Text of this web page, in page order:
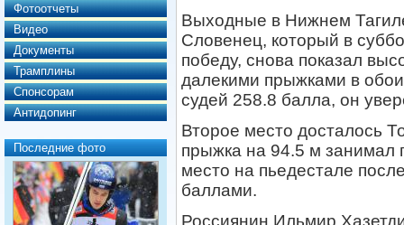
Фотоотчеты
Видео
Документы
Трамплины
Спонсорам
Антидопинг
Последние фото
Выходные в Нижнем
Словенец, который в
победу, снова показал
далекими прыжками в
судей 258.8 балла, он
Второе место досталось
прыжка на 94.5 м занимал
место на пьедестале
баллами.
Россиянин Ильмир